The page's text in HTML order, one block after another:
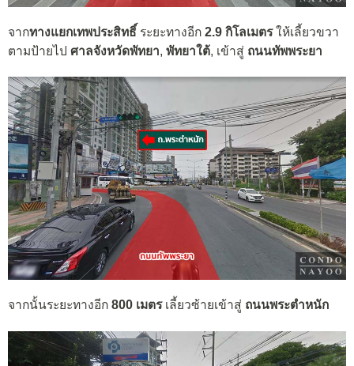
จากทางแยกเทพประสิทธิ์ ระยะทางอีก 2.9 กิโลเมตรให้เลี้ยวขวา
ตามป้ายไป ศาลจังหวัดพัทยา, พัทยาใต้, เข้าสู่ ถนนทัพพระยา
จากนั้นระยะทางอีก 800 เมตรเลี้ยวซ้ายเข้าสู่ ถนนพระตำหนัก